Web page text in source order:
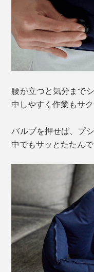
腰が立つと気分まで
中しやすく作業もサク
バルブを押せば、プ
中でもサッとたたんで